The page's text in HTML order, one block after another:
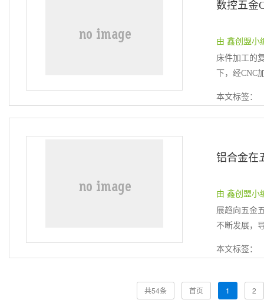
数控五金
由 鑫创盟小
床件加工的
下，经CNC
本文标签：
铝合金在
由 鑫创盟小
展趋向五金
不断发展，
本文标签：
共54条 首页 1 2